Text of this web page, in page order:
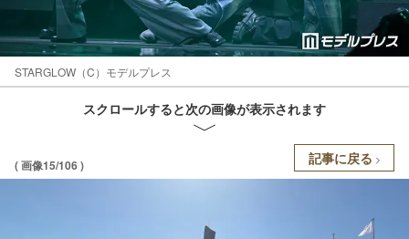
STARGLOW（C）モデルプレス
スクロールすると次の画像が表示されます
( 画像15/106 ) 記事に戻る